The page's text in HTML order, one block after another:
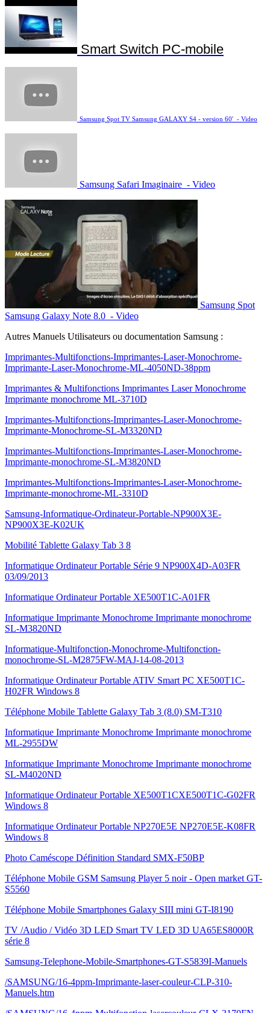
Smart Switch PC-mobile
Samsung Spot TV Samsung GALAXY S4 - version 60' - Video
Samsung Safari Imaginaire - Video
Samsung Spot
Samsung Galaxy Note 8.0 - Video
Autres Manuels Utilisateurs ou documentation Samsung :
Imprimantes-Multifonctions-Imprimantes-Laser-Monochrome-
Imprimante-Laser-Monochrome-ML-4050ND-38ppm
Imprimantes & Multifonctions Imprimantes Laser Monochrome
Imprimante monochrome ML-3710D
Imprimantes-Multifonctions-Imprimantes-Laser-Monochrome-
Imprimante-Monochrome-SL-M3320ND
Imprimantes-Multifonctions-Imprimantes-Laser-Monochrome-
Imprimante-monochrome-SL-M3820ND
Imprimantes-Multifonctions-Imprimantes-Laser-Monochrome-
Imprimante-monochrome-ML-3310D
Samsung-Informatique-Ordinateur-Portable-NP900X3E-
NP900X3E-K02UK
Mobilité Tablette Galaxy Tab 3 8
Informatique Ordinateur Portable Série 9 NP900X4D-A03FR
03/09/2013
Informatique Ordinateur Portable XE500T1C-A01FR
Informatique Imprimante Monochrome Imprimante monochrome
SL-M3820ND
Informatique-Multifonction-Monochrome-Multifonction-
monochrome-SL-M2875FW-MAJ-14-08-2013
Informatique Ordinateur Portable ATIV Smart PC XE500T1C-
H02FR Windows 8
Téléphone Mobile Tablette Galaxy Tab 3 (8.0) SM-T310
Informatique Imprimante Monochrome Imprimante monochrome
ML-2955DW
Informatique Imprimante Monochrome Imprimante monochrome
SL-M4020ND
Informatique Ordinateur Portable XE500T1CXE500T1C-G02FR
Windows 8
Informatique Ordinateur Portable NP270E5E NP270E5E-K08FR
Windows 8
Photo Caméscope Définition Standard SMX-F50BP
Téléphone Mobile GSM Samsung Player 5 noir - Open market GT-
S5560
Téléphone Mobile Smartphones Galaxy SIII mini GT-I8190
TV /Audio / Vidéo 3D LED Smart TV LED 3D UA65ES8000R
série 8
Samsung-Telephone-Mobile-Smartphones-GT-S5839I-Manuels
/SAMSUNG/16-4ppm-Imprimante-laser-couleur-CLP-310-
Manuels.htm